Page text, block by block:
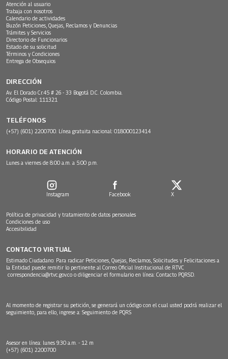
Atención al usuario
Trabaja con nosotros
Calendario de actividades
Buzón Peticiones, Quejas, Reclamos y Denuncias
Trámites y Servicios
Directorio de Funcionarios
Estado de su solicitud
Términos y Condiciones
Entrega de Obsequios
DIRECCIÓN
Av. El Dorado Cr.45 # 26 - 33 Bogotá D.C. Colombia.
Código Postal: 111321
TELÉFONOS
(+57) (601) 2200700. Línea gratuita nacional: 018000123414
HORARIO DE ATENCIÓN
Lunes a viernes de 8:00 a.m. a 5:00 p.m.
Instagram Facebook X
Política de privacidad y tratamiento de datos personales
Condiciones de uso
Accesibilidad
CONTACTO VIRTUAL
Estimado Ciudadano: Para radicar Peticiones, Quejas, Reclamos, Solicitudes y Felicitaciones a
la Entidad puede remitir lo pertinente al Correo Oficial Institucional de RTVC
correspondencia@rtvc.gov.co o diligenciar el formulario en línea: Contacto PQRSD.
Al momento de registrar su petición, se generará un código con el cual usted podrá realizar el
seguimiento, para ello, ingrese a: Seguimiento de PQRS
Asesor en línea: lunes 9:30 a.m. - 12 m
(+57) (601) 2200700